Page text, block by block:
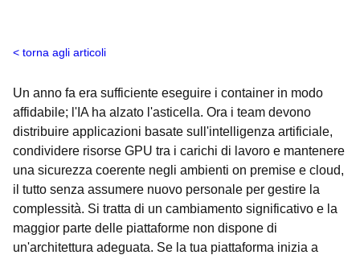
torna agli articoli
Un anno fa era sufficiente eseguire i container in modo
affidabile; l'IA ha alzato l'asticella. Ora i team devono
distribuire applicazioni basate sull'intelligenza artificiale,
condividere risorse GPU tra i carichi di lavoro e mantenere
una sicurezza coerente negli ambienti on premise e cloud,
il tutto senza assumere nuovo personale per gestire la
complessità. Si tratta di un cambiamento significativo e la
maggior parte delle piattaforme non dispone di
un'architettura adeguata. Se la tua piattaforma inizia a